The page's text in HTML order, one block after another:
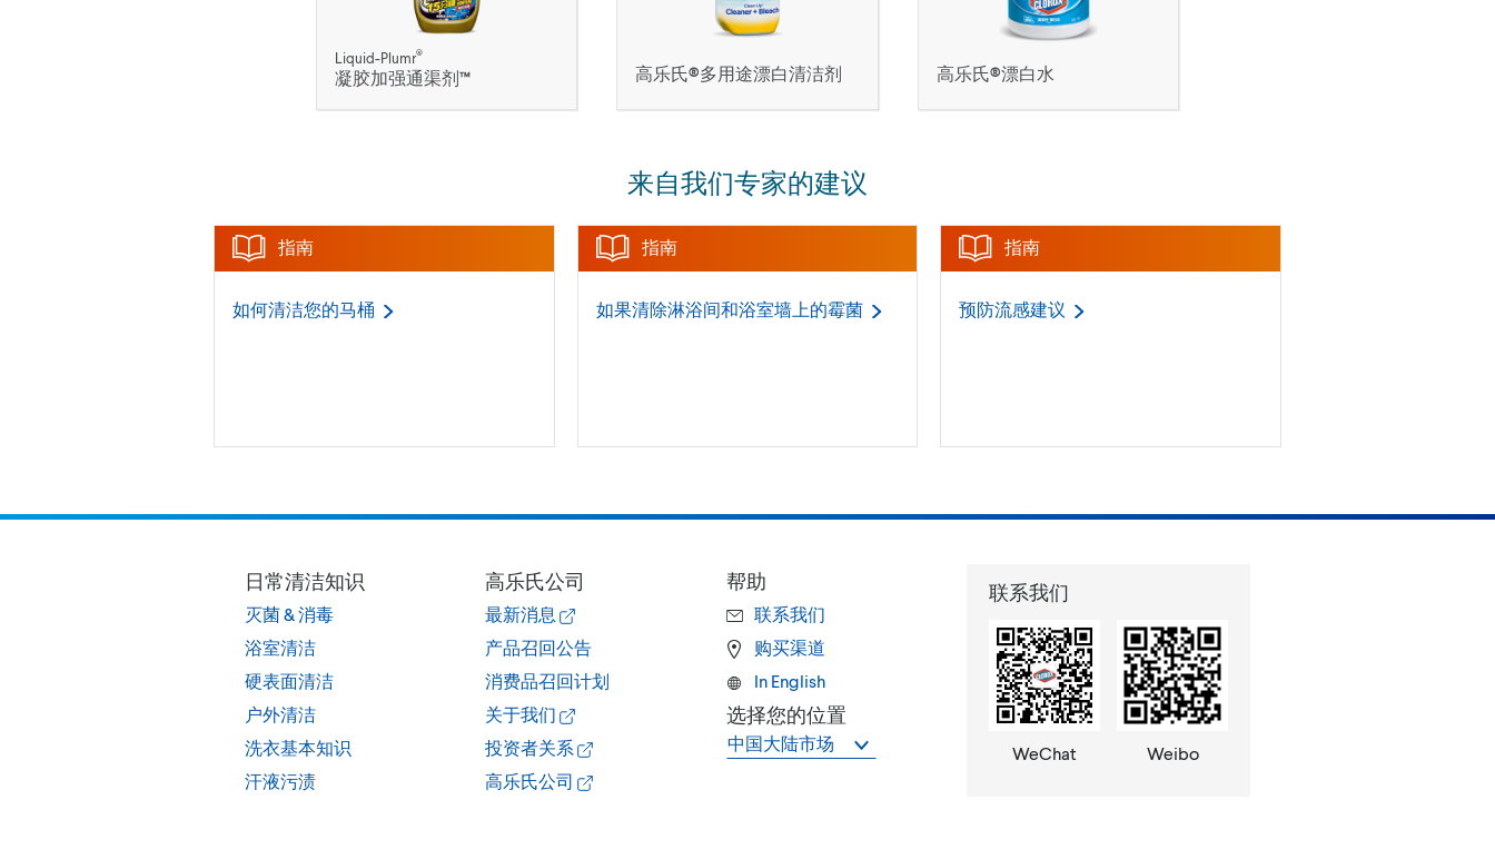
Liquid-Plumr®
凝胶加强通渠剂™ 高乐氏®多用途漂白清洁剂 高乐氏®漂白水
来自我们专家的建议
指南
如何清洁您的马桶
指南
如果清除淋浴间和浴室墙上的霉菌
指南
预防流感建议
日常清洁知识
灭菌 & 消毒
浴室清洁
硬表面清洁
户外清洁
洗衣基本知识
汗液污渍
高乐氏公司
最新消息
产品召回公告
消费品召回计划
关于我们
投资者关系
高乐氏公司
帮助
联系我们
购买渠道
In English
选择您的位置
中国大陆市场
联系我们
WeChat Weibo